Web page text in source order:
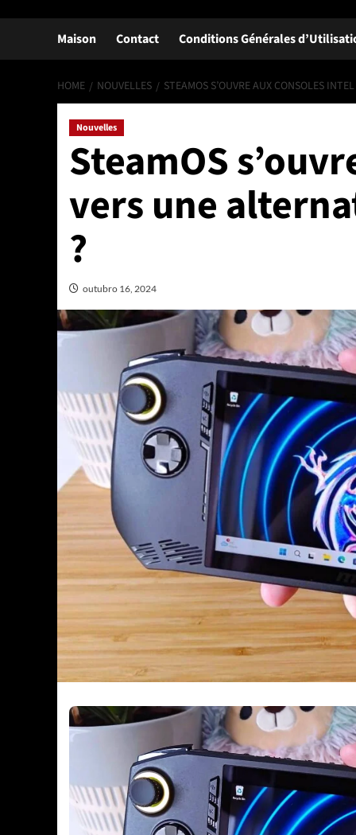
Maison Contact Conditions Générales
HOME NOUVELLES STEAMOS S’OUVRE AUX CONSOLES
Nouvelles
SteamOS
vers une
?
outubro 16, 2024